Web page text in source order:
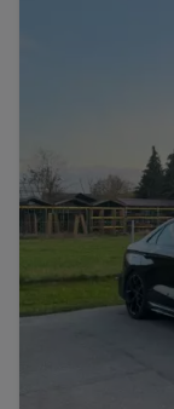
Tesla
Bentley